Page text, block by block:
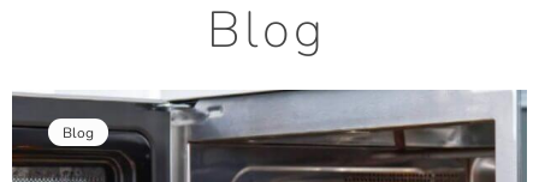
Blog
Blog